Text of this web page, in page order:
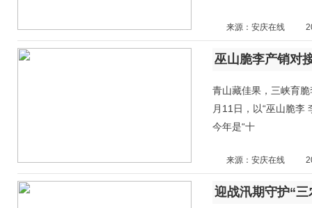
来源：安庆在线
青山藏佳果，三峡育
月11日，以“巫山脆李
今年是“十
来源：安庆在线